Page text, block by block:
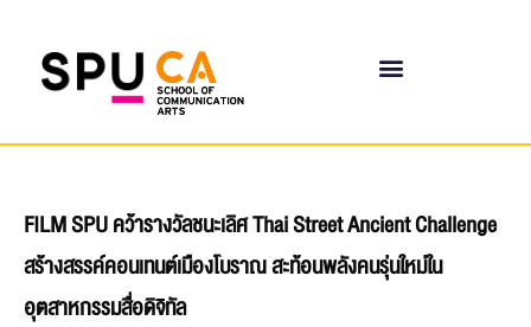
FILM SPU คว้ารางวัลชนะเลิศ Thai Street Ancient Challenge
สร้างสรรค์คอนเทนต์เมืองโบราณ สะท้อนพลังคนรุ่นใหม่ใน
อุตสาหกรรมสื่อดิจิทัล